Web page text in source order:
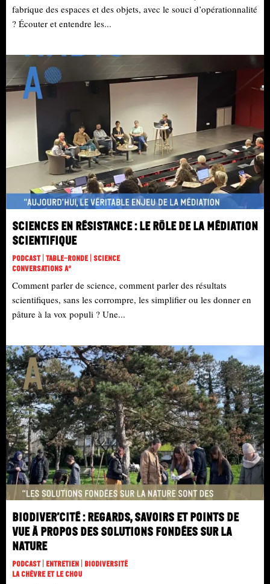
fabrique des espaces et des objets, avec le souci d’opérationnalité
? Écouter et entendre les...
Sciences en résistance : le rôle de la médiation
scientifique
Podcast | Table-Ronde | Science
Conversations A°
Comment parler de science, comment parler des résultats
scientifiques, sans les corrompre, les simplifier ou les donner en
pâture à la vox populi ? Une...
Biodiver’cité : regards, savoirs et points de
vue à propos des solutions fondées sur la
nature
Podcast | Entretien | Biodiversité
La Chèvre Et Le Chou